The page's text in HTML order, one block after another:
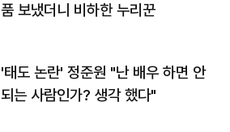
품 보냈더니 비하한 누리꾼
'태도 논란' 정준원 "난 배우 하면 안
되는 사람인가? 생각 했다"